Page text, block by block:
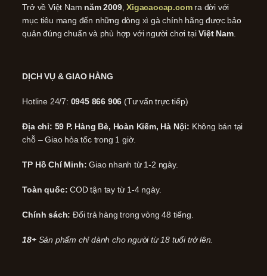
Trở về Việt Nam năm 2009,Xigacaocap.comra đời với
mục tiêu mang đến những dòng xì gà chính hãng được bảo
quản đúng chuẩn và phù hợp với người chơi tạiViệt Nam.
DỊCH VỤ & GIAO HÀNG
Hotline 24/7: 0945 866 906 (Tư vấn trực tiếp)
Địa chỉ: 59 P. Hàng Bè, Hoàn Kiếm, Hà Nội: Không bán tại
chỗ – Giao hỏa tốc trong 1 giờ.
TP Hồ Chí Minh: Giao nhanh từ 1-2 ngày.
Toàn quốc: COD tận tay từ 1-4 ngày.
Chính sách: Đổi trả hàng trong vòng 48 tiếng.
18+ Sản phẩm chỉ dành cho người từ 18 tuổi trở lên.